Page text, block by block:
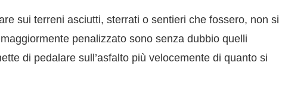
sui terreni asciutti, sterrati o sentieri che fossero, non si
penalizzato sono senza dubbio quelli
di pedalare sull’asfalto più velocemente di quanto si